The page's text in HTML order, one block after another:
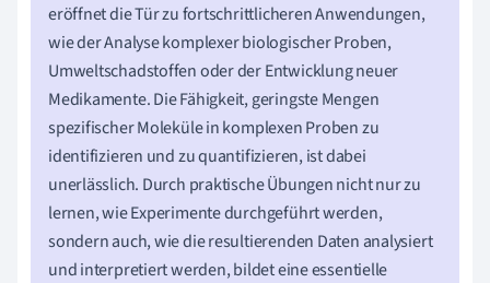
eröffnet die Tür zu fortschrittlicheren Anwendungen,
wie der Analyse komplexer biologischer Proben,
Umweltschadstoffen oder der Entwicklung neuer
Medikamente. Die Fähigkeit, geringste Mengen
spezifischer Moleküle in komplexen Proben zu
identifizieren und zu quantifizieren, ist dabei
unerlässlich. Durch praktische Übungen nicht nur zu
lernen, wie Experimente durchgeführt werden,
sondern auch, wie die resultierenden Daten analysiert
und interpretiert werden, bildet eine essentielle